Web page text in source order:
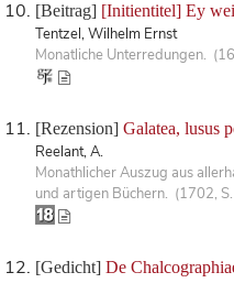
[Beitrag] [Initientitel] Ey
Tentzel, Wilhelm Ernst
Monatliche Unterredungen.
[Rezension] Galatea, lusus
Reelant, A.
Monathlicher Auszug aus
und artigen Büchern. (1702,
[Gedicht] De